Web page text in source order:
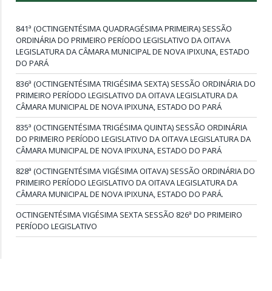
841ª (OCTINGENTÉSIMA QUADRAGÉSIMA PRIMEIRA) SESSÃO
ORDINÁRIA DO PRIMEIRO PERÍODO LEGISLATIVO DA OITAVA
LEGISLATURA DA CÂMARA MUNICIPAL DE NOVA IPIXUNA, ESTADO
DO PARÁ
836ª (OCTINGENTÉSIMA TRIGÉSIMA SEXTA) SESSÃO ORDINÁRIA DO
PRIMEIRO PERÍODO LEGISLATIVO DA OITAVA LEGISLATURA DA
CÂMARA MUNICIPAL DE NOVA IPIXUNA, ESTADO DO PARÁ
835ª (OCTINGENTÉSIMA TRIGÉSIMA QUINTA) SESSÃO ORDINÁRIA
DO PRIMEIRO PERÍODO LEGISLATIVO DA OITAVA LEGISLATURA DA
CÂMARA MUNICIPAL DE NOVA IPIXUNA, ESTADO DO PARÁ
828ª (OCTINGENTÉSIMA VIGÉSIMA OITAVA) SESSÃO ORDINÁRIA DO
PRIMEIRO PERÍODO LEGISLATIVO DA OITAVA LEGISLATURA DA
CÂMARA MUNICIPAL DE NOVA IPIXUNA, ESTADO DO PARÁ.
OCTINGENTÉSIMA VIGÉSIMA SEXTA SESSÃO 826ª DO PRIMEIRO
PERÍODO LEGISLATIVO